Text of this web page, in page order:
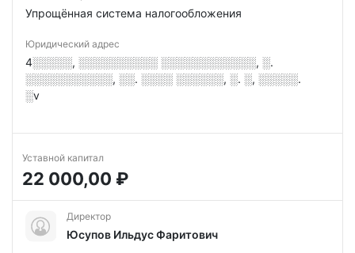
Упрощённая система налогообложения
Юридический адрес
4░░░░░, ░░░░░░░░░░ ░░░░░░░░░░░░, ░.
░░░░░░░░░░░, ░░. ░░░░ ░░░░░░, ░. ░, ░░░░░.
░v
Уставной капитал
22 000,00 ₽
Директор
Юсупов Ильдус Фаритович